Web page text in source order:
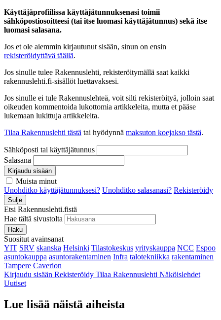
Käyttäjäprofiilissa käyttäjätunnuksenasi toimii
sähköpostiosoitteesi (tai itse luomasi käyttäjätunnus) sekä itse
luomasi salasana.
Jos et ole aiemmin kirjautunut sisään, sinun on ensin
rekisteröidyttävä täällä.
Jos sinulle tulee Rakennuslehti, rekisteröitymällä saat kaikki
rakennuslehti.fi-sisällöt luettavaksesi.
Jos sinulle ei tule Rakennuslehteä, voit silti rekisteröityä, jolloin saat
oikeuden kommentoida lukottomia artikkeleita, mutta et pääse
lukemaan lukittuja artikkeleita.
Tilaa Rakennuslehti tästä tai hyödynnä maksuton koejakso tästä.
Sähköposti tai käyttäjätunnus
Salasana
Kirjaudu sisään
Muista minut
Unohditko käyttäjätunnuksesi? Unohditko salasanasi? Rekisteröidy
Sulje
Etsi Rakennuslehti.fistä
Hae tältä sivustolta
Haku
Suositut avainsanat
YIT SRV skanska Helsinki Tilastokeskus yrityskauppa NCC Espoo
asuntokauppa asuntorakentaminen Infra talotekniikka rakentaminen
Tampere Caverion
Kirjaudu sisään Rekisteröidy Tilaa Rakennuslehti Näköislehdet
Uutiset
Lue lisää näistä aiheista